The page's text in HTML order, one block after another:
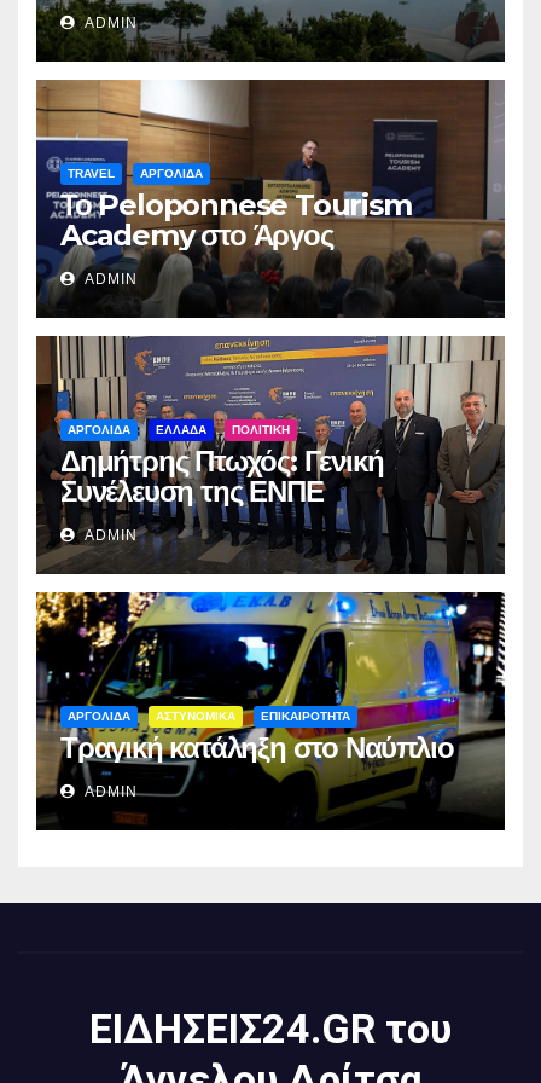
ADMIN
TRAVEL ΑΡΓΟΛΙΔΑ
Το Peloponnese Tourism
Academy στο Άργος
ADMIN
ΑΡΓΟΛΙΔΑ ΕΛΛΑΔΑ ΠΟΛΙΤΙΚΗ
Δημήτρης Πτωχός: Γενική
Συνέλευση της ΕΝΠΕ
ADMIN
ΑΡΓΟΛΙΔΑ ΑΣΤΥΝΟΜΙΚΑ ΕΠΙΚΑΙΡΟΤΗΤΑ
Τραγική κατάληξη στο Ναύπλιο
ADMIN
ΕΙΔΗΣΕΙΣ24.GR του